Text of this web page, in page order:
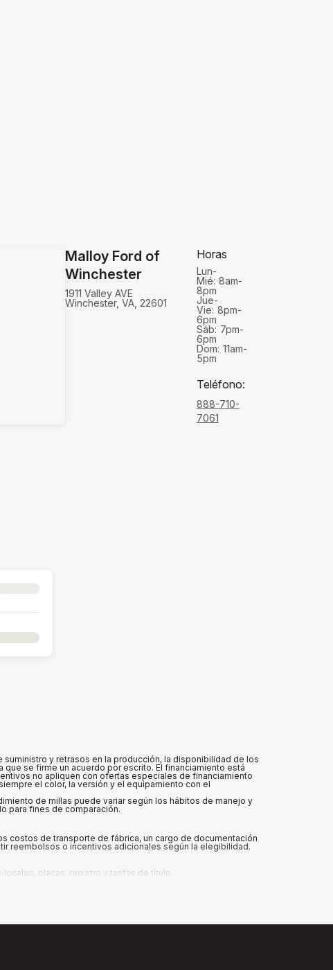
Malloy Ford of
Winchester
1911 Valley AVE
Winchester, VA, 22601
Horas
Lun-
Mié: 8am-
8pm
Jue-
Vie: 8pm-
6pm
Sáb: 7pm-
6pm
Dom: 11am-
5pm
Teléfono:
888-710-
7061
y retrasos en la producción, la disponibilidad de los
se firme un acuerdo por escrito. El financiamiento está
no apliquen con ofertas especiales de financiamiento
el color, la versión y el equipamiento con el
de millas puede variar según los hábitos de manejo y
para fines de comparación.
costos de transporte de fábrica, un cargo de documentación
reembolsos o incentivos adicionales según la elegibilidad.
placas, registro y tarifas de título.